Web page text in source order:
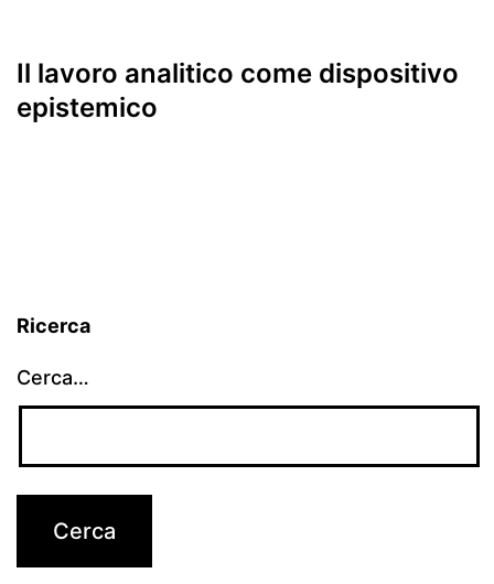
Il lavoro analitico come dispositivo
epistemico
Ricerca
Cerca…